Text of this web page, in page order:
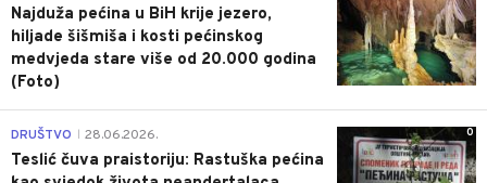
Najduža pećina u BiH krije jezero,
hiljade šišmiša i kosti pećinskog
medvjeda stare više od 20.000 godina
(Foto)
0
DRUŠTVO 28.06.2026.
Teslić čuva praistoriju: Rastuška pećina